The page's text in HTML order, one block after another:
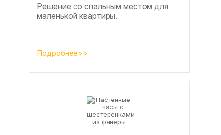
Решение со спальным местом для
маленькой квартиры.
Подробнее>>